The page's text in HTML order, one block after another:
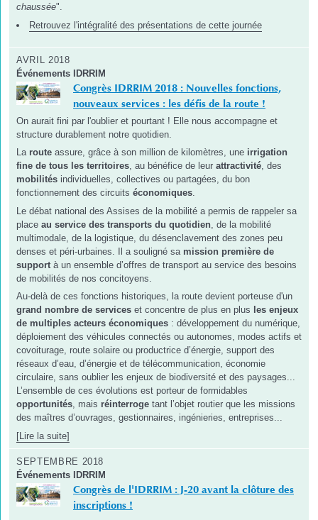
chaussée".
Retrouvez l'intégralité des présentations de cette journée
AVRIL 2018
Événements IDRRIM
Congrès IDRRIM 2018 : Nouvelles fonctions,
nouveaux services : les défis de la route !
On aurait fini par l'oublier et pourtant ! Elle nous accompagne et
structure durablement notre quotidien.
La route assure, grâce à son million de kilomètres, une irrigation
fine de tous les territoires, au bénéfice de leur attractivité, des
mobilités individuelles, collectives ou partagées, du bon
fonctionnement des circuits économiques.
Le débat national des Assises de la mobilité a permis de rappeler sa
place au service des transports du quotidien , de la mobilité
multimodale, de la logistique, du désenclavement des zones peu
denses et péri-urbaines. Il a souligné sa mission première de
support à un ensemble d’offres de transport au service des besoins
de mobilités de nos concitoyens.
Au-delà de ces fonctions historiques, la route devient porteuse d'un
grand nombre de services et concentre de plus en plus les enjeux
de multiples acteurs économiques : développement du numérique,
déploiement des véhicules connectés ou autonomes, modes actifs et
covoiturage, route solaire ou productrice d’énergie, support des
réseaux d’eau, d’énergie et de télécommunication, économie
circulaire, sans oublier les enjeux de biodiversité et des paysages...
L’ensemble de ces évolutions est porteur de formidables
opportunités, mais réinterroge tant l’objet routier que les missions
des maîtres d’ouvrages, gestionnaires, ingénieries, entreprises...
[Lire la suite]
SEPTEMBRE 2018
Événements IDRRIM
Congrès de l'IDRRIM : J-20 avant la clôture des
inscriptions !